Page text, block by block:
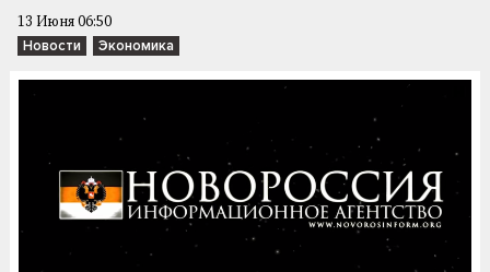
13 Июня 06:50
Новости Экономика